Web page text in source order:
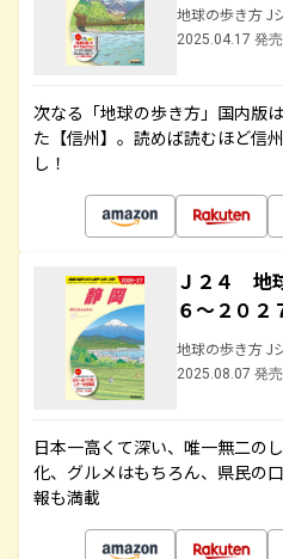
地球の歩き方 J
2025.04.17 発売
次なる「地球の歩き方」国内版
た【信州】。読めば読むほど信
し！
Ｊ２４ 地
６～２０２
地球の歩き方 J
2025.08.07 発売
日本一高くて深い、唯一無二
化、グルメはもちろん、県民の
報も満載